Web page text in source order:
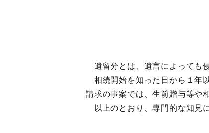
遺留分とは、遺言によっても
相続開始を知った日から１年
請求の事案では、生前贈与等や
以上のとおり、専門的な知見